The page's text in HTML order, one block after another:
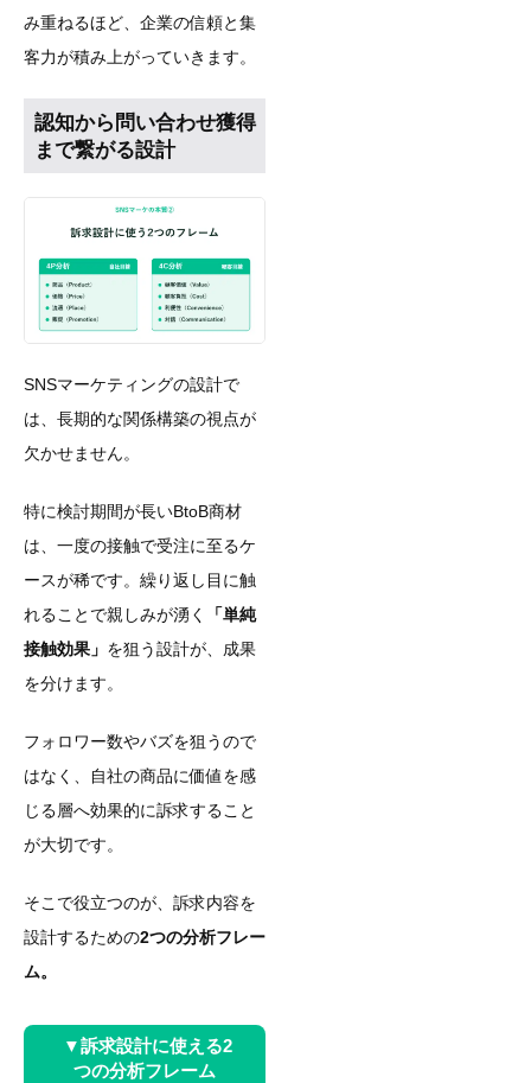
み重ねるほど、企業の信頼と集
客力が積み上がっていきます。
認知から問い合わせ獲得
まで繋がる設計
SNSマーケティングの設計で
は、長期的な関係構築の視点が
欠かせません。
特に検討期間が長いBtoB商材
は、一度の接触で受注に至るケ
ースが稀です。繰り返し目に触
れることで親しみが湧く
「単純
接触効果」 を狙う設計が、成果
を分けます。
フォロワー数やバズを狙うので
はなく、自社の商品に価値を感
じる層へ効果的に訴求すること
が大切です。
そこで役立つのが、訴求内容を
設計するための2つの分析フレー
ム。
▼訴求設計に使える2
つの分析フレーム